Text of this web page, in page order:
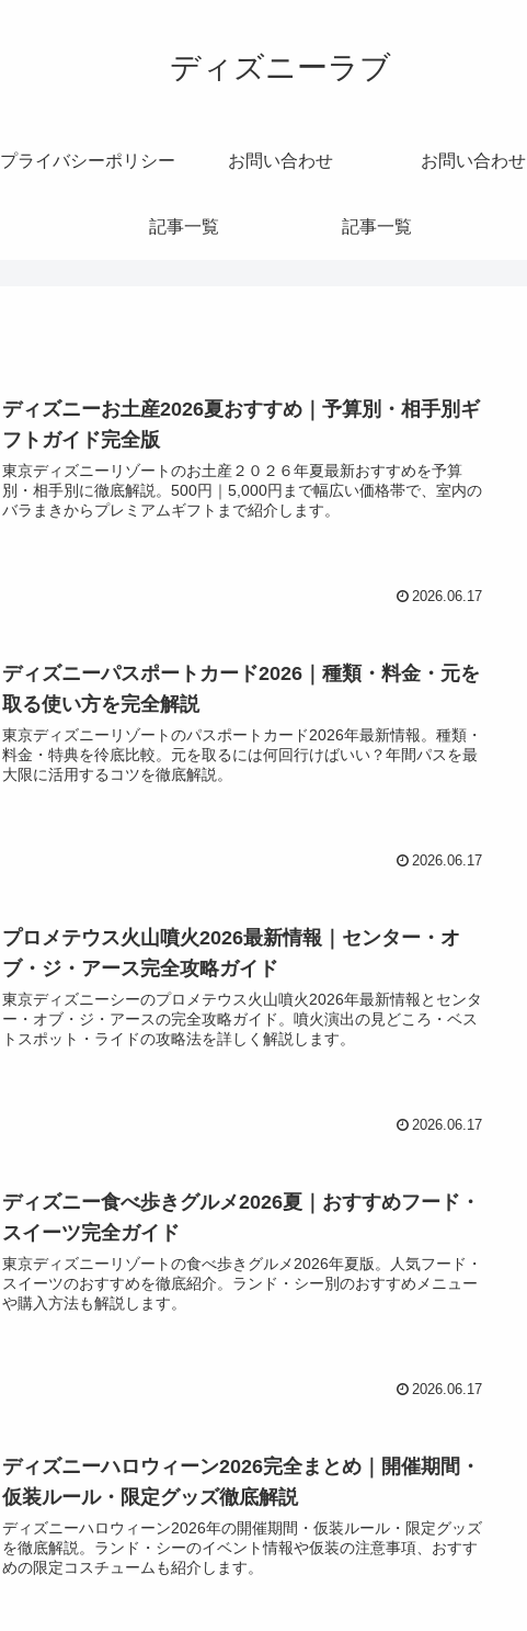
ディズニーラブ
プライバシーポリシー お問い合わせ お問い合わせ
記事一覧 記事一覧
ディズニーお土産2026夏おすすめ｜予算別・相手別ギ
フトガイド完全版
東京ディズニーリゾートのお土産２０２６年夏最新おすすめを予算
別・相手別に徹底解説。500円｜5,000円まで幅広い価格帯で、室内の
バラまきからプレミアムギフトまで紹介します。
2026.06.17
ディズニーパスポートカード2026｜種類・料金・元を
取る使い方を完全解説
東京ディズニーリゾートのパスポートカード2026年最新情報。種類・
料金・特典を彾底比較。元を取るには何回行けばいい？年間パスを最
大限に活用するコツを徹底解説。
2026.06.17
プロメテウス火山噴火2026最新情報｜センター・オ
ブ・ジ・アース完全攻略ガイド
東京ディズニーシーのプロメテウス火山噴火2026年最新情報とセンタ
ー・オブ・ジ・アースの完全攻略ガイド。噴火演出の見どころ・ベス
トスポット・ライドの攻略法を詳しく解説します。
2026.06.17
ディズニー食べ歩きグルメ2026夏｜おすすめフード・
スイーツ完全ガイド
東京ディズニーリゾートの食べ歩きグルメ2026年夏版。人気フード・
スイーツのおすすめを徹底紹介。ランド・シー別のおすすめメニュー
や購入方法も解説します。
2026.06.17
ディズニーハロウィーン2026完全まとめ｜開催期間・
仮装ルール・限定グッズ徹底解説
ディズニーハロウィーン2026年の開催期間・仮装ルール・限定グッズ
を徹底解説。ランド・シーのイベント情報や仮装の注意事項、おすす
めの限定コスチュームも紹介します。